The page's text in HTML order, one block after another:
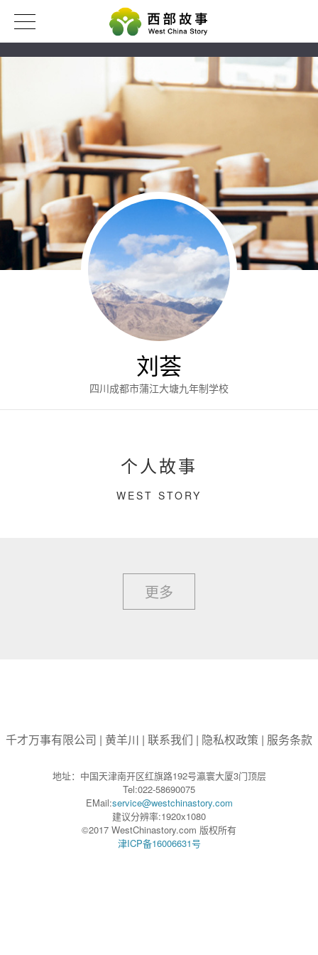
刘荟
四川成都市蒲江大塘九年制学校
个人故事
WEST STORY
更多
千才万事有限公司 | 黄羊川 | 联系我们 | 隐私权政策 | 服务条款
地址：中国天津南开区红旗路192号瀛寰大厦3门顶层
Tel:022-58690075
EMail:service@westchinastory.com
建议分辨率:1920x1080
©2017 WestChinastory.com 版权所有
津ICP备16006631号